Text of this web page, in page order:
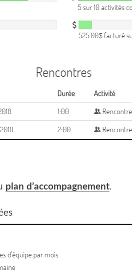
plan d’accompagnement.